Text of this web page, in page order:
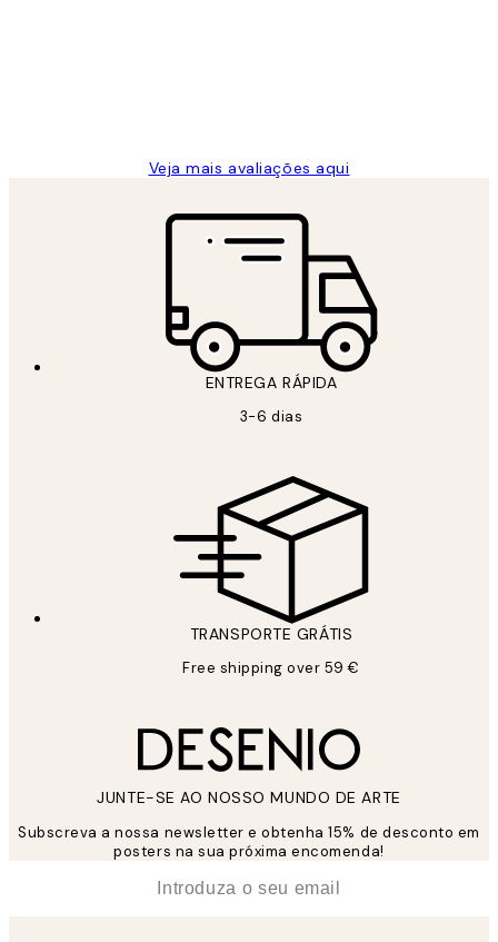
Veja mais avaliações aqui
ENTREGA RÁPIDA
3-6 dias
TRANSPORTE GRÁTIS
Free shipping over 59 €
JUNTE-SE AO NOSSO MUNDO DE ARTE
Subscreva a nossa newsletter e obtenha 15% de desconto em
posters na sua próxima encomenda!